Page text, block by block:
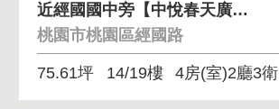
近經國國中旁【中悅春天廣場】雙主臥四房車
桃園市桃園區經國路
75.61坪 14/19樓 4房(室)2廳3衛